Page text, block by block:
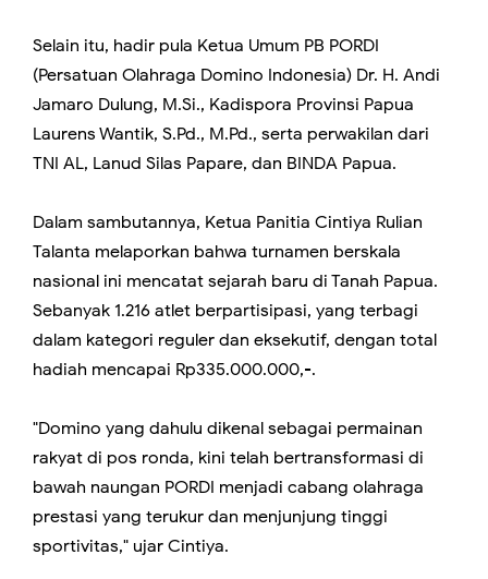
Selain itu, hadir pula Ketua Umum PB PORDI
(Persatuan Olahraga Domino Indonesia) Dr. H. Andi
Jamaro Dulung, M.Si., Kadispora Provinsi Papua
Laurens Wantik, S.Pd., M.Pd., serta perwakilan dari
TNI AL, Lanud Silas Papare, dan BINDA Papua.
Dalam sambutannya, Ketua Panitia Cintiya Rulian
Talanta melaporkan bahwa turnamen berskala
nasional ini mencatat sejarah baru di Tanah Papua.
Sebanyak 1.216 atlet berpartisipasi, yang terbagi
dalam kategori reguler dan eksekutif, dengan total
hadiah mencapai Rp335.000.000,-.
"Domino yang dahulu dikenal sebagai permainan
rakyat di pos ronda, kini telah bertransformasi di
bawah naungan PORDI menjadi cabang olahraga
prestasi yang terukur dan menjunjung tinggi
sportivitas," ujar Cintiya.